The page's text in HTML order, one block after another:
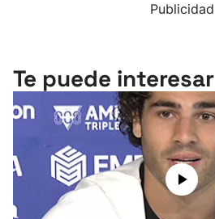
Publicidad
Te puede interesar